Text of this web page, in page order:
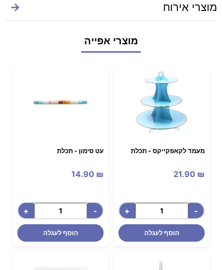
מוצרי אירוח →
מוצרי אפייה
מעמד לקאפקייקס - תכלת
21.90 ₪
-
+
הוסף לעגלה
עט סימון - תכלת
14.90 ₪
-
+
הוסף לעגלה